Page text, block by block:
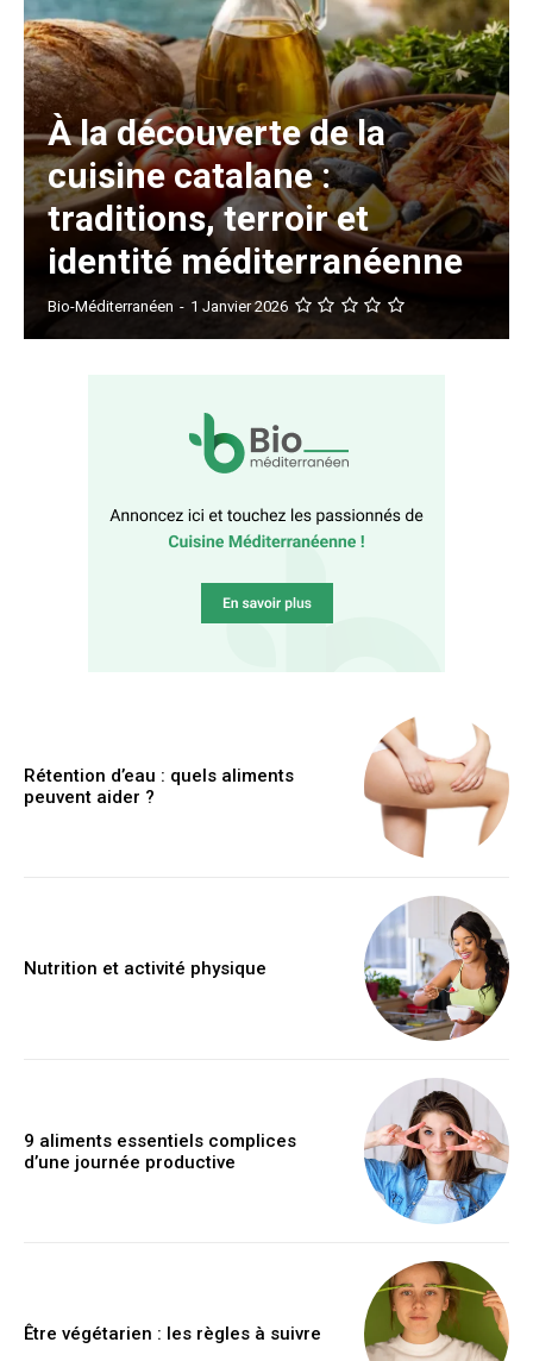
À la découverte de la
cuisine catalane :
traditions, terroir et
identité méditerranéenne
Bio-Méditerranéen - 1 Janvier 2026
Rétention d’eau : quels aliments
peuvent aider ?
Nutrition et activité physique
9 aliments essentiels complices
d’une journée productive
Être végétarien : les règles à suivre